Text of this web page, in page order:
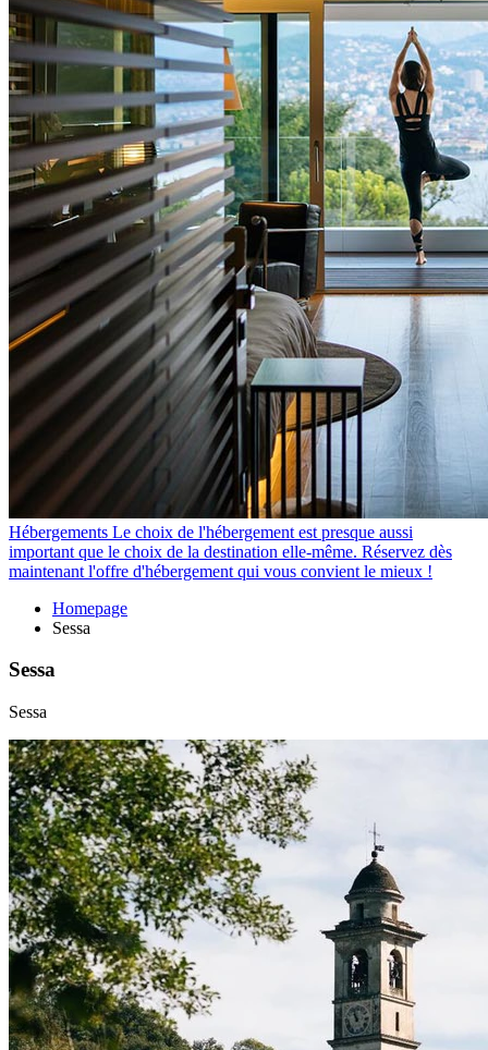
Hébergements Le choix de l'hébergement est presque aussi
important que le choix de la destination elle-même. Réservez dès
maintenant l'offre d'hébergement qui vous convient le mieux !
Homepage
Sessa
Sessa
Sessa